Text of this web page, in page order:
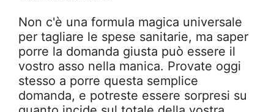
Non c'è una formula magica universale
per tagliare le spese sanitarie, ma saper
porre la domanda giusta può essere il
vostro asso nella manica. Provate oggi
stesso a porre questa semplice
domanda, e potreste essere sorpresi su